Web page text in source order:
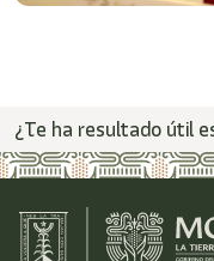
¿Te ha resultado útil